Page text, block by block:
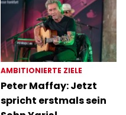
AMBITIONIERTE ZIELE
Peter Maffay: Jetzt
spricht erstmals sein